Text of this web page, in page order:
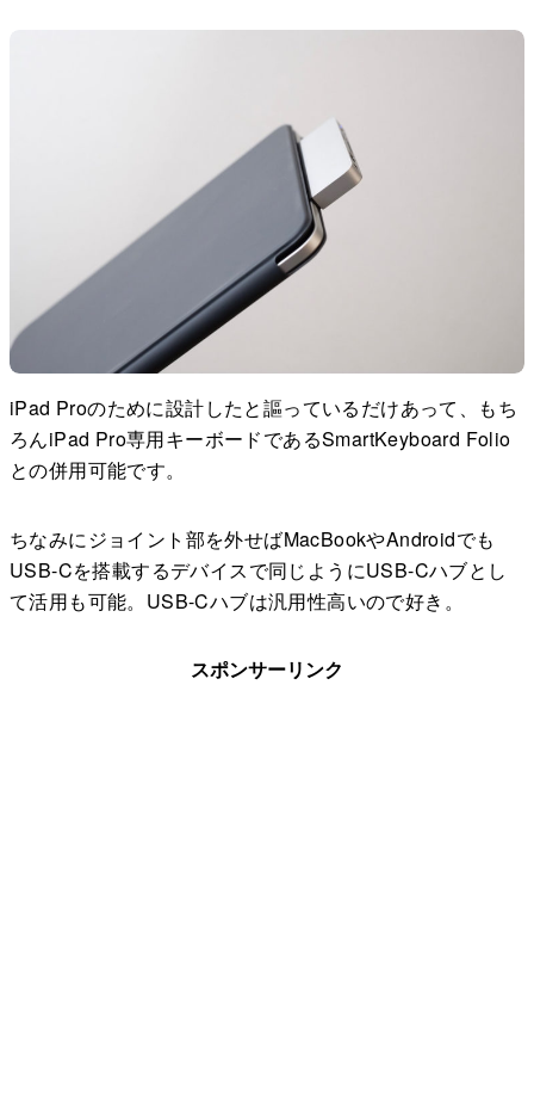
iPad Proのために設計したと謳っているだけあって、もち
ろんiPad Pro専用キーボードであるSmartKeyboard Folio
との併用可能です。
ちなみにジョイント部を外せばMacBookやAndroidでも
USB-Cを搭載するデバイスで同じようにUSB-Cハブとし
て活用も可能。USB-Cハブは汎用性高いので好き。
スポンサーリンク